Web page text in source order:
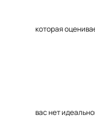
которая
вас нет